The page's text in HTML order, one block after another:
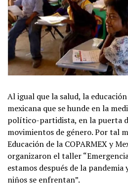
Al igual que la salud, la
mexicana que se hunde en la
político-partidista, en la puerta
movimientos de género. Por tal
Educación de la COPARMEX y
organizaron el taller
estamos después de la pandemia
niños se enfrentan”.